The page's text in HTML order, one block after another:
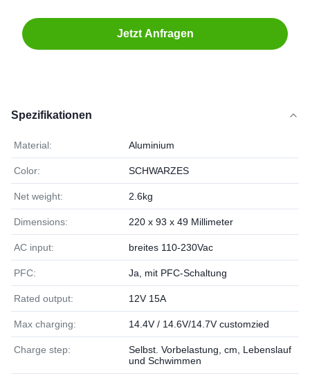
Jetzt Anfragen
Spezifikationen
Material: Aluminium
Color: SCHWARZES
Net weight: 2.6kg
Dimensions: 220 x 93 x 49 Millimeter
AC input: breites 110-230Vac
PFC: Ja, mit PFC-Schaltung
Rated output: 12V 15A
Max charging: 14.4V / 14.6V/14.7V customzied
Charge step:
Selbst. Vorbelastung, cm, Lebenslauf
und Schwimmen